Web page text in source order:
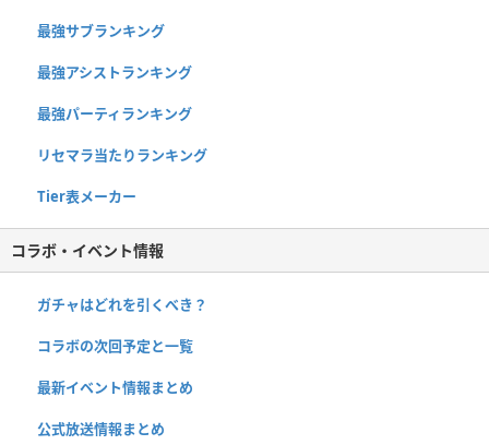
最強サブランキング
最強アシストランキング
最強パーティランキング
リセマラ当たりランキング
Tier表メーカー
コラボ・イベント情報
ガチャはどれを引くべき？
コラボの次回予定と一覧
最新イベント情報まとめ
公式放送情報まとめ